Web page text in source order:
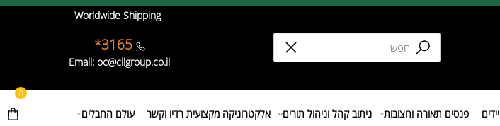
Worldwide Shipping
3165*
Email: oc@cilgroup.co.il
0
פנסים תאורה וחצובות ניתוב קהל וניהול תורים אלקטרוניקה מקצועית רדיו וקשר עולם החבלים